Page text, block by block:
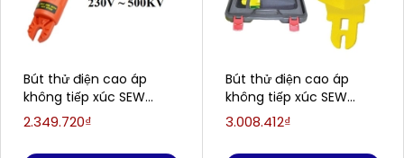
Bút thử điện cao áp
không tiếp xúc SEW
275HP / 500kV (230V-
2.349.720₫
Bút thử điện cao áp
không tiếp xúc SEW
381HP ( 120V~69kV )
3.008.412₫